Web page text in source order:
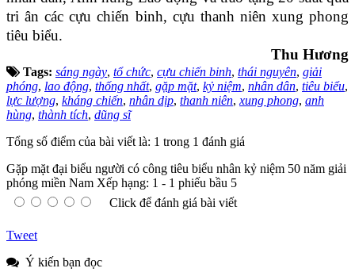
tri ân các cựu chiến binh, cựu thanh niên xung phong
tiêu biểu.
Thu Hương
Tags: sáng ngày, tổ chức, cựu chiến binh, thái nguyên, giải
phóng, lao động, thống nhất, gặp mặt, kỷ niệm, nhân dân, tiêu biểu,
lực lượng, kháng chiến, nhân dịp, thanh niên,xung phong, anh
hùng, thành tích, dũng sĩ
Tổng số điểm của bài viết là: 1 trong 1 đánh giá
Gặp mặt đại biểu người có công tiêu biểu nhân kỷ niệm 50 năm giải
phóng miền Nam Xếp hạng: 1 - 1 phiếu bầu 5
Click để đánh giá bài viết
Tweet
Ý kiến bạn đọc